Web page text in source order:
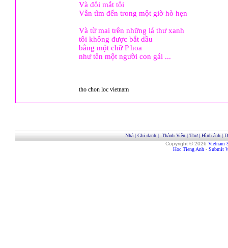
Và đôi mắt tôi
Vẫn tìm đến trong một giờ hò hẹn
Và từ mai trên những lá thư xanh
tôi không được bắt dầu
bằng một chữ P hoa
như tên một người con gái ...
tho chon loc vietnam
Nhà| Ghi danh| Thành Viên| Thơ| Hình ảnh|
Copyright © 2026 Vietnam
Hoc Tieng Anh - Submit